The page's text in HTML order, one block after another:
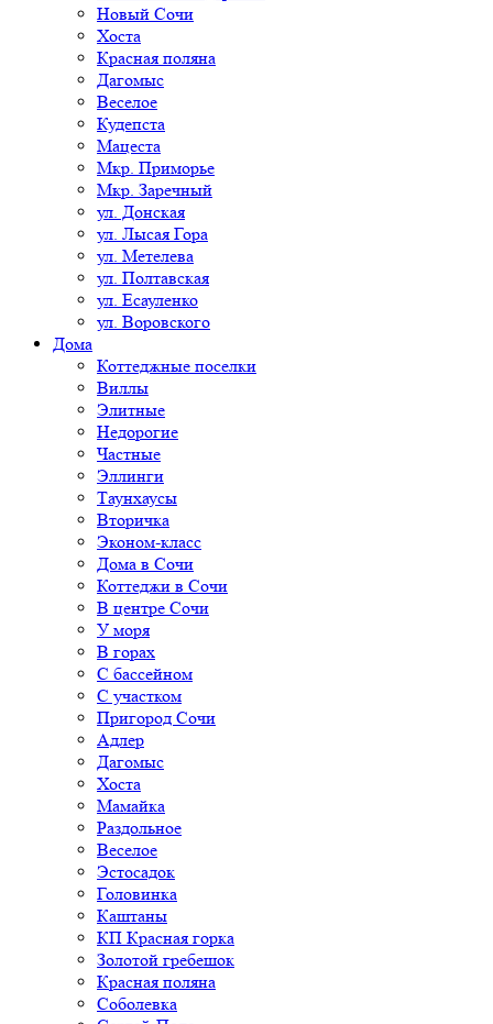
Новый Сочи
Хоста
Красная поляна
Дагомыс
Веселое
Кудепста
Мацеста
Мкр. Приморье
Мкр. Заречный
ул. Донская
ул. Лысая Гора
ул. Метелева
ул. Полтавская
ул. Есауленко
ул. Воровского
Дома
Коттеджные поселки
Виллы
Элитные
Недорогие
Частные
Эллинги
Таунхаусы
Вторичка
Эконом-класс
Дома в Сочи
Коттеджи в Сочи
В центре Сочи
У моря
В горах
С бассейном
С участком
Пригород Сочи
Адлер
Дагомыс
Хоста
Мамайка
Раздольное
Веселое
Эстосадок
Головинка
Каштаны
КП Красная горка
Золотой гребешок
Красная поляна
Соболевка